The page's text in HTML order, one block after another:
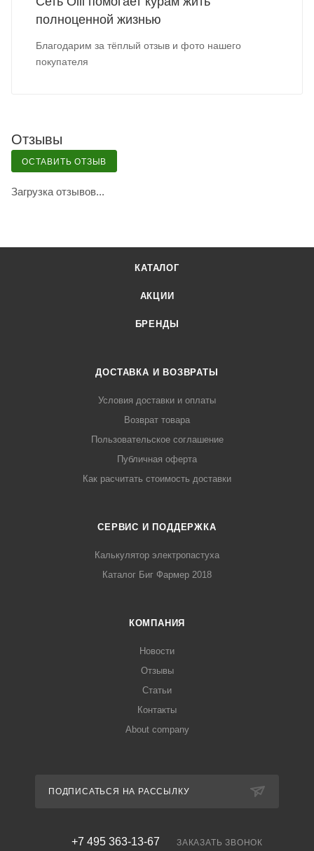
полноценной жизнью
Благодарим за тёплый отзыв и фото нашего
покупателя
Отзывы
ОСТАВИТЬ ОТЗЫВ
Загрузка отзывов...
КАТАЛОГ
АКЦИИ
БРЕНДЫ
ДОСТАВКА И ВОЗВРАТЫ
Условия доставки и оплаты
Возврат товара
Пользовательское соглашение
Публичная оферта
Как расчитать стоимость доставки
СЕРВИС И ПОДДЕРЖКА
Калькулятор электропастуха
Каталог Биг Фармер 2018
КОМПАНИЯ
Новости
Отзывы
Статьи
Контакты
About company
ПОДПИСАТЬСЯ НА РАССЫЛКУ
+7 495 363-13-67 ЗАКАЗАТЬ ЗВОНОК